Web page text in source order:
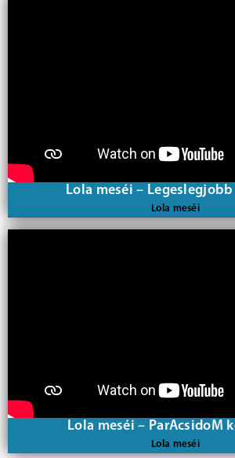
Lola meséi –
Lola meséi
Lola meséi – ParAcsidoM
Lola meséi